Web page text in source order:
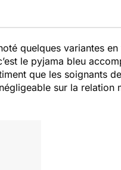
quelques variantes
le pyjama bleu
que les soignants
sur la relation